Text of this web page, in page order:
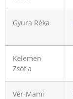
Gyura Réka
Kelemen
Zsófia
Vér-Mami